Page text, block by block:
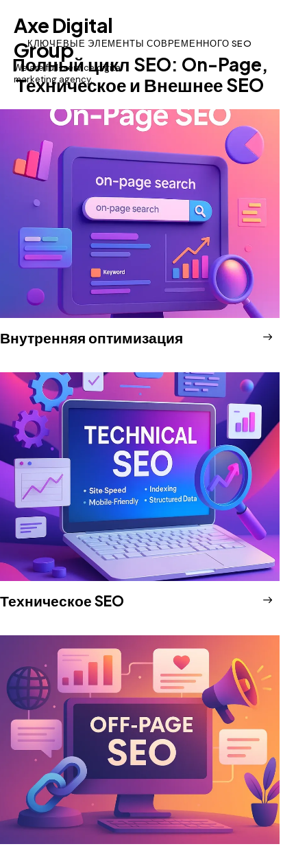
Axe Digital
Group
We are full-service digital
marketing agency.
КЛЮЧЕВЫЕ ЭЛЕМЕНТЫ СОВРЕМЕННОГО SEO
Полный цикл SEO: On-Page,
Техническое и Внешнее SEO
Внутренняя оптимизация
Техническое SEO